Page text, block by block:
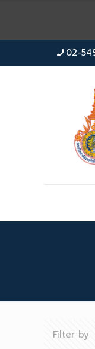
02-
Filter by